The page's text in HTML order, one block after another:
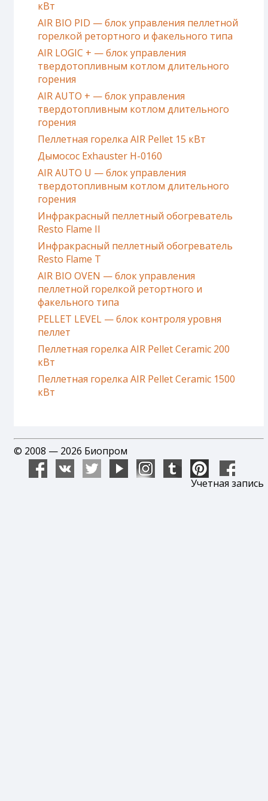
кВт
AIR BIO PID — блок управления пеллетной
горелкой ретортного и факельного типа
AIR LOGIC + — блок управления
твердотопливным котлом длительного
горения
AIR AUTO + — блок управления
твердотопливным котлом длительного
горения
Пеллетная горелка AIR Pellet 15 кВт
Дымосос Exhauster H-0160
AIR AUTO U — блок управления
твердотопливным котлом длительного
горения
Инфракрасный пеллетный обогреватель
Resto Flame II
Инфракрасный пеллетный обогреватель
Resto Flame T
AIR BIO OVEN — блок управления
пеллетной горелкой ретортного и
факельного типа
PELLET LEVEL — блок контроля уровня
пеллет
Пеллетная горелка AIR Pellet Ceramic 200
кВт
Пеллетная горелка AIR Pellet Ceramic 1500
кВт
© 2008 — 2026 Биопром
Учетная запись